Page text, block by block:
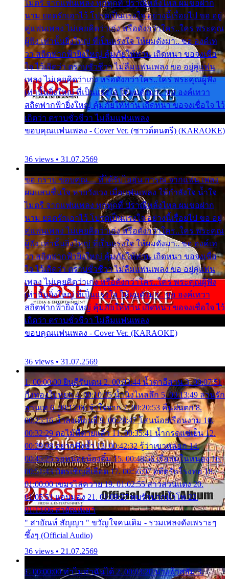
ไมตรี จากแฟนเพลง ทุกทุกที่ ปราณีหลั่งไหล ผมขอฝาก
นาม ยอดรักเอาไว้ โปรดเป็นแรงใจ อย่างนี้เรื่อยไป ขอ อยู่
คู่แฟนเพลง ไม่เคยคิดว่าเก่ง หรือดังกว่าใคร..ใคร พระคุณ
ผู้ฟัง เท่านั้นยิ่งใหญ่ ที่เป็นแรงใจ ให้ผมดังมา.. ขอ องค์เท
วา สถิตฟากฟ้ายิ่งใหญ่ คุ้มภัยให้ท่าน เถิดหนา ขอจงเชื่อ
ใจ ไว้เถิดว่า ตราบชั่วชีวา ไม่ลืมแฟนเพลง ขอ อยู่คู่แฟน
เพลง ไม่เคยคิดว่าเก่ง หรือดังกว่าใคร..ใคร พระคุณผู้ฟัง
เท่านั้นยิ่งใหญ่ ที่เป็นแรงใจ ให้ผมดังมา.. ขอ องค์เทวา
สถิตฟากฟ้ายิ่งใหญ่ คุ้มภัยให้ท่าน เถิดหนา ขอจงเชื่อใจ ไว้
เถิดว่า ตราบชั่วชีวา ไม่ลืมแฟนเพลง
ขอบคุณแฟนเพลง - Cover Ver. (ซาวด์ดนตรี) (KARAOKE)
36 views • 31.07.2569
ขอ กราบ ขอบคุณ.... ที่ได้รับไออุ่น การุณ จากแฟน เพลง
ผมแสนชื่นใจ หายวังเวง เมื่อแฟนเพลง ให้กำลังใจ น้ำใจ
ไมตรี จากแฟนเพลง ทุกทุกที่ ปราณีหลั่งไหล ผมขอฝาก
นาม ยอดรักเอาไว้ โปรดเป็นแรงใจ อย่างนี้เรื่อยไป ขอ อยู่
คู่แฟนเพลง ไม่เคยคิดว่าเก่ง หรือดังกว่าใคร..ใคร พระคุณ
ผู้ฟัง เท่านั้นยิ่งใหญ่ ที่เป็นแรงใจ ให้ผมดังมา.. ขอ องค์เท
วา สถิตฟากฟ้ายิ่งใหญ่ คุ้มภัยให้ท่าน เถิดหนา ขอจงเชื่อ
ใจ ไว้เถิดว่า ตราบชั่วชีวา ไม่ลืมแฟนเพลง ขอ อยู่คู่แฟน
เพลง ไม่เคยคิดว่าเก่ง หรือดังกว่าใคร..ใคร พระคุณผู้ฟัง
เท่านั้นยิ่งใหญ่ ที่เป็นแรงใจ ให้ผมดังมา.. ขอ องค์เทวา
สถิตฟากฟ้ายิ่งใหญ่ คุ้มภัยให้ท่าน เถิดหนา ขอจงเชื่อใจ ไว้
เถิดว่า ตราบชั่วชีวา ไม่ลืมแฟนเพลง
ขอบคุณแฟนเพลง - Cover Ver. (KARAOKE)
36 views • 31.07.2569
1. 00:00:00 ยินดีรับเดน 2. 00:03:44 น้ำตาอีสาน 3. 00:07:51
กิ่งทองใบหยก 4. 00:10:35 น้ำนิ่งไหลลึก 5. 00:13:49 ลานรัก
ลานเท 6. 00:17:06 จำใจจาก 7. 00:20:53 คืนฝนตก 8.
00:25:16 น้ำลงเดือนยี่ 9. 00:28:47 โสนน้อยเรือนงาม 10.
00:32:29 ตอไม้ที่ตายแล้ว 11. 00:35:41 น้ำกรดแช่เย็น 12.
00:39:08 อยากฟังซ้ำ 13. 00:42:32 รู้ว่าเขาหลอก 14.
00:45:25 รอหน่อยน้องติ๋ม 15. 00:48:56 เรือล่มในหนอง 16.
00:51:43 บัตรเชิญสีเลือด 17. 00:56:07 อดีตรักโรงทอ 18.
01:00:00 เขมรไล่ควาย 19. 01:02:55 สาวสวนแตง 20.
01:05:51 แอบมอง 21. 01:09:27 พบรักปากน้ำโพ 22.
01:13:06 สายัณห์เมา
" สายัณห์ สัญญา " ขวัญใจคนเดิม - รวมเพลงดังเพราะๆ
ซึ้งๆ (Official Audio)
36 views • 21.07.2569
1. 00:00:00 ทำไมทำฉันได้ 2. 00:03:20 นางฟ้าสลัม 3.